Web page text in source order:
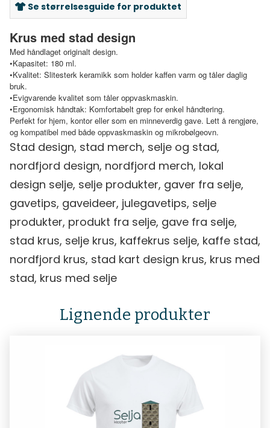
Se størrelsesguide for produktet
Krus med stad design
Med håndlaget originalt design.
•Kapasitet: 180 ml.
•Kvalitet: Slitesterk keramikk som holder kaffen varm og tåler daglig
bruk.
•Evigvarende kvalitet som tåler oppvaskmaskin.
•Ergonomisk håndtak: Komfortabelt grep for enkel håndtering.
Perfekt for hjem, kontor eller som en minneverdig gave. Lett å rengjøre,
og kompatibel med både oppvaskmaskin og mikrobølgeovn.
Stad design, stad merch, selje og stad,
nordfjord design, nordfjord merch, lokal
design selje, selje produkter, gaver fra selje,
gavetips, gaveideer, julegavetips, selje
produkter, produkt fra selje, gave fra selje,
stad krus, selje krus, kaffekrus selje, kaffe stad,
nordfjord krus, stad kart design krus, krus med
stad, krus med selje
Lignende produkter